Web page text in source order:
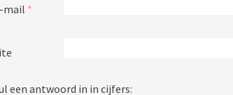
mail *
een antwoord in in cijfers: